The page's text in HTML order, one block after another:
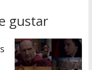
gustar